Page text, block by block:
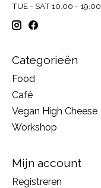
TUE - SAT 10:00 - 19:00
Categorieën
Food
Café
Vegan High Cheese
Workshop
Mijn account
Registreren